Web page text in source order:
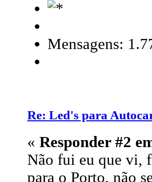
Mensagens:
Re: Led's para
« Responder #2
Não fui eu que vi,
para o Porto, não